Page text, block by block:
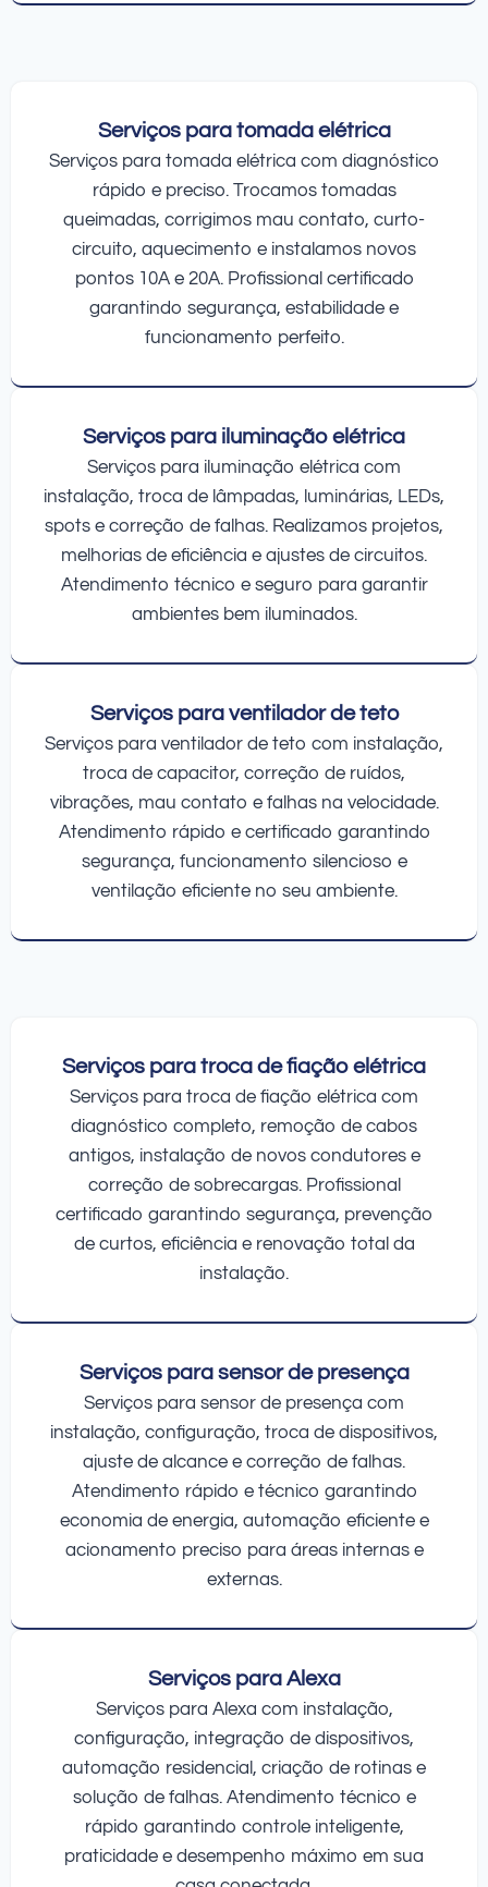
Serviços para tomada elétrica
Serviços para tomada elétrica com diagnóstico
rápido e preciso. Trocamos tomadas
queimadas, corrigimos mau contato, curto-
circuito, aquecimento e instalamos novos
pontos 10A e 20A. Profissional certificado
garantindo segurança, estabilidade e
funcionamento perfeito.
Serviços para iluminação elétrica
Serviços para iluminação elétrica com
instalação, troca de lâmpadas, luminárias, LEDs,
spots e correção de falhas. Realizamos projetos,
melhorias de eficiência e ajustes de circuitos.
Atendimento técnico e seguro para garantir
ambientes bem iluminados.
Serviços para ventilador de teto
Serviços para ventilador de teto com instalação,
troca de capacitor, correção de ruídos,
vibrações, mau contato e falhas na velocidade.
Atendimento rápido e certificado garantindo
segurança, funcionamento silencioso e
ventilação eficiente no seu ambiente.
Serviços para troca de fiação elétrica
Serviços para troca de fiação elétrica com
diagnóstico completo, remoção de cabos
antigos, instalação de novos condutores e
correção de sobrecargas. Profissional
certificado garantindo segurança, prevenção
de curtos, eficiência e renovação total da
instalação.
Serviços para sensor de presença
Serviços para sensor de presença com
instalação, configuração, troca de dispositivos,
ajuste de alcance e correção de falhas.
Atendimento rápido e técnico garantindo
economia de energia, automação eficiente e
acionamento preciso para áreas internas e
externas.
Serviços para Alexa
Serviços para Alexa com instalação,
configuração, integração de dispositivos,
automação residencial, criação de rotinas e
solução de falhas. Atendimento técnico e
rápido garantindo controle inteligente,
praticidade e desempenho máximo em sua